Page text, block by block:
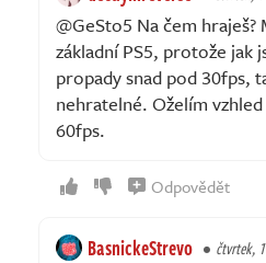
@GeSto5 Na čem
základní PS5, protože jak
propady snad pod 30fps,
nehratelné. Oželím
60fps.
Odpovědět
BasnickeStrevo čtvrtek,